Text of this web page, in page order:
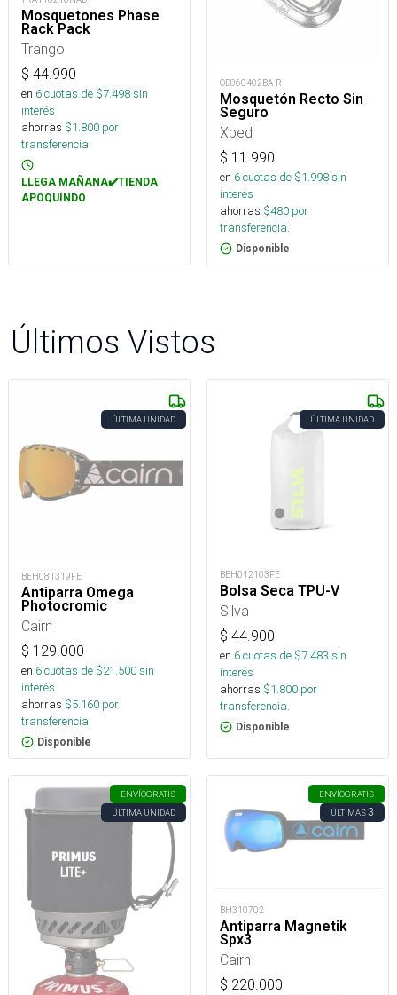
Mosquetones Phase
Rack Pack
Trango
$ 44.990
en 6cuotas de $7.498sin
interés
ahorras $1.800 por
transferencia.
LLEGA MAÑANA✔️TIENDA
APOQUINDO
OD060402BA-R
Mosquetón Recto Sin
Seguro
Xped
$ 11.990
en 6cuotas de $1.998sin
interés
ahorras $480 por
transferencia.
Disponible
Últimos Vistos
ÚLTIMA UNIDAD
BEH081319FE
Antiparra Omega
Photocromic
Cairn
$ 129.000
en 6cuotas de $21.500sin
interés
ahorras $5.160 por
transferencia.
Disponible
ÚLTIMA UNIDAD
BEH012103FE
Bolsa Seca TPU-V
Silva
$ 44.900
en 6cuotas de $7.483 sin
interés
ahorras $1.800 por
transferencia.
Disponible
ENVÍOGRATIS
ÚLTIMA UNIDAD
ENVÍOGRATIS
ÚLTIMAS3
BH310702
Antiparra Magnetik
Spx3
Cairn
$ 220.000